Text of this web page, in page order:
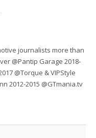
journalists more than
@Pantip Garage 2018-
@Torque & VIPStyle
2012-2015 @GTmania.tv